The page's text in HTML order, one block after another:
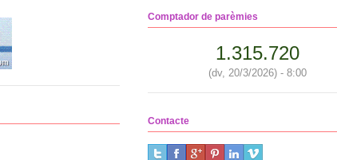
Comptador de parèmies
1.315.720
(dv, 20/3/2026) - 8:00
Contacte